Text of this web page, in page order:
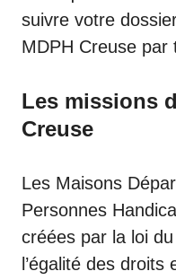
suivre votre
MDPH Creuse par
Les missions
Creuse
Les Maisons
Personnes
créées par la loi
l’égalité des